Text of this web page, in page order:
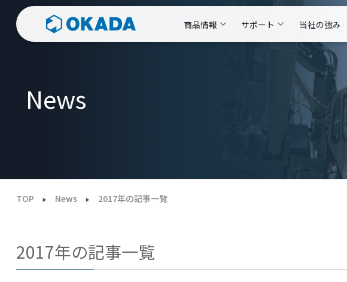
商品情報 サポート 当社の強み
News
TOP News 2017年の記事一覧
2017年の記事一覧